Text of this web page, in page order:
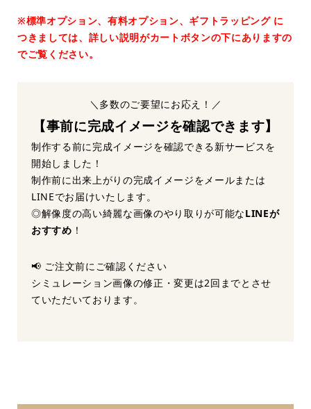
※標準オプション、有料オプション、ギフトラッピング に
つきましては、詳しい説明がカートボタンの下にありますの
でご覧ください。
＼多数のご要望にお応え！／
【事前に完成イメージを確認できます】
制作する前に完成イメージを確認できる新サービスを
開始しました！
制作前に出来上がりの完成イメージをメールまたは
LINEでお届けいたします。
◎解像度の高い綺麗な画像のやり取りが可能なLINEが
おすすめ ！
📢 ご注文前にご確認ください
シミュレーション画像の修正・変更は2回までとさせ
ていただいております。